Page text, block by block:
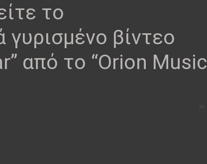
το
γυρισμένο βίντεο
από το “Orion Music